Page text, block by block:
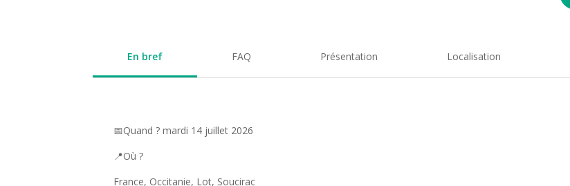
En bref FAQ Présentation Localisation
📅Quand ? mardi 14 juillet 2026
📍Où ?
France, Occitanie, Lot, Soucirac